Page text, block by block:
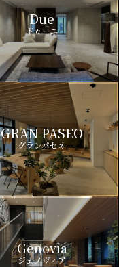
Due
ドゥーエ
GRAN PASEO
グランパセオ
Genovia
ジェノヴィア